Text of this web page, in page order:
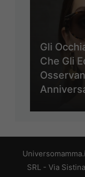
Gli
Che Gli
SRL - Via